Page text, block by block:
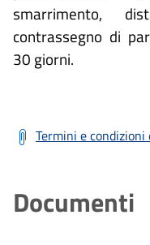
smarrimento,
contrassegno di
30 giorni.
Termini e condizioni
Documenti